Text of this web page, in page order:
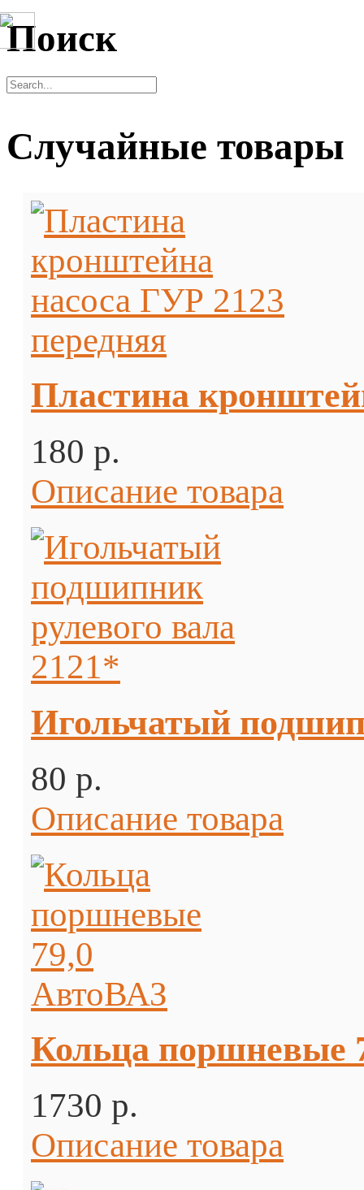
Поиск
Случайные товары
Пластина
180 p.
Описание товара
Игольчатый
80 p.
Описание товара
Кольца поршневые
1730 p.
Описание товара